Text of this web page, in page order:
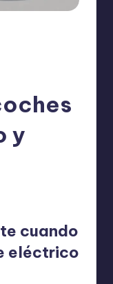
y
cuando
eléctrico